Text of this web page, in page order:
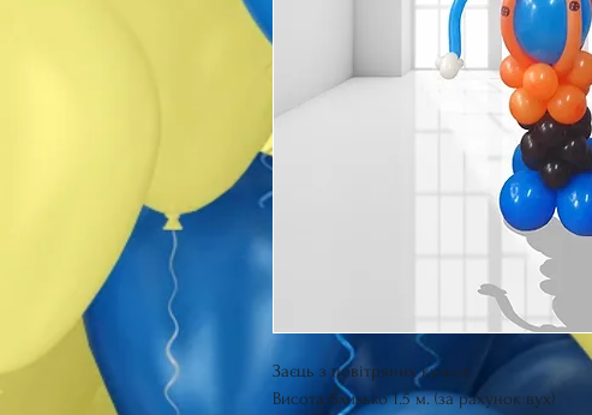
Заєць з повітряних кульок.
Висота близько 1.5 м. (за рахунок вух)